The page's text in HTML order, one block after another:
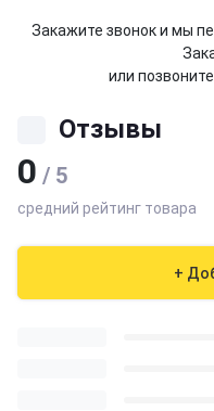
Закажите звонок и мы
или
Отзывы
0 / 5
средний рейтинг товара
+